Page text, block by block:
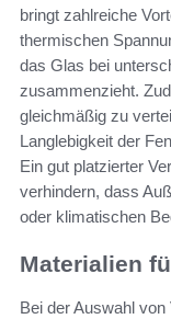
bringt zahlreiche
thermischen
das Glas bei
zusammenzieht.
gleichmäßig zu
Langlebigkeit der
Ein gut platzierter
verhindern, dass
oder klimatischen
Materialien
Bei der Auswahl